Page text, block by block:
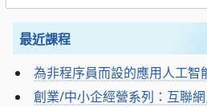
最近課程
為非程序員而設的應用人工智
創業/中小企經營系列：互聯